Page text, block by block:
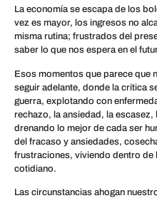
La economía se escapa de los
vez es mayor, los ingresos no
misma rutina; frustrados del
saber lo que nos espera en el
Esos momentos que parece que
seguir adelante, donde la crítica
guerra, explotando con
rechazo, la ansiedad, la
drenando lo mejor de cada ser
del fracaso y ansiedades,
frustraciones, viviendo dentro
cotidiano.
Las circunstancias ahogan